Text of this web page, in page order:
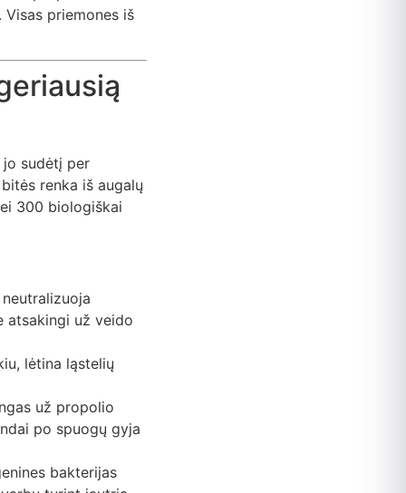
Visas priemones iš
jo sudėtį per
renka iš augalų
300 biologiškai
atsakingi už veido
lėtina ląstelių
už propolio
po spuogų gyja
bakterijas